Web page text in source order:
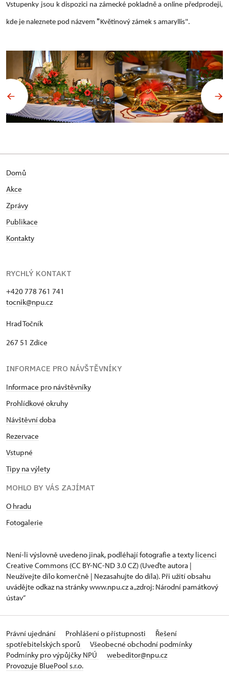
Vstupenky jsou k dispozici na zámecké pokladně a online předprodeji,
kde je naleznete pod názvem "Květinový zámek s amaryllis".
Domů
Akce
Zprávy
Publikace
Kontakty
RYCHLÝ KONTAKT
+420 778 761 741
tocnik@npu.cz
Hrad Točník
267 51 Zdice
INFORMACE PRO NÁVŠTĚVNÍKY
Informace pro návštěvníky
Prohlídkové okruhy
Návštěvní doba
Rezervace
Vstupné
Tipy na výlety
MOHLO BY VÁS ZAJÍMAT
O hradu
Fotogalerie
Není-li výslovně uvedeno jinak, podléhají fotografie a texty licenci
Creative Commons (CC BY-NC-ND 3.0 CZ) (Uveďte autora |
Neužívejte dílo komerčně | Nezasahujte do díla). Při užití obsahu
uvádějte odkaz na stránky www.npu.cz a „zdroj: Národní památkový
ústav“
Právní ujednání Prohlášení o přístupnosti
Řešení
spotřebitelských sporů
Všeobecné obchodní podmínky
Podmínky pro výpůjčky NPÚ
webeditor@npu.cz
Provozuje BluePool s.r.o.